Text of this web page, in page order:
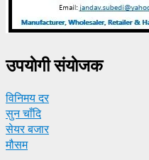
उपयाेगी संयाेजक
विनिमय दर
सुन चाँदि
सेयर बजार
मौसम